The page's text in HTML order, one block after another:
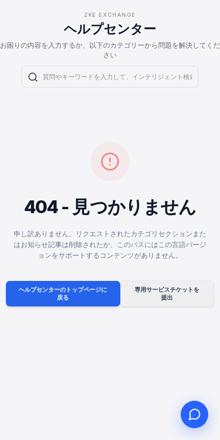
ZKE EXCHANGE
ヘルプセンター
お困りの内容を入力するか、以下のカテゴリーから問題を解決してくだ
さい
404 - 見つかりません
申し訳ありません。リクエストされたカテゴリセクションまた
はお知らせ記事は削除されたか、このパスにはこの言語バージ
ョンをサポートするコンテンツがありません。
ヘルプセンターのトップページに
戻る
専用サービスチケットを
提出
オンラインカスタマーサービス
Support Center
きることはありますか？
オンラインカスタマーサービスがご利用
いただけます